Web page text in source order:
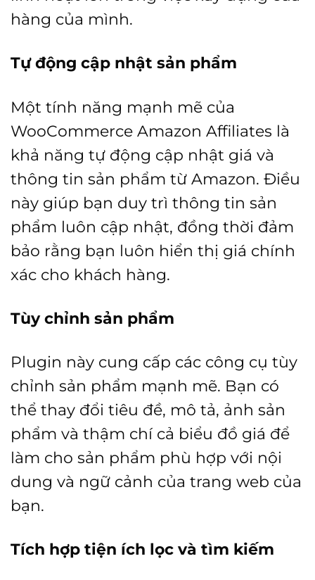
hàng của mình.
Tự động cập nhật sản phẩm
Một tính năng mạnh mẽ của
WooCommerce Amazon Affiliates là
khả năng tự động cập nhật giá và
thông tin sản phẩm từ Amazon. Điều
này giúp bạn duy trì thông tin sản
phẩm luôn cập nhật, đồng thời đảm
bảo rằng bạn luôn hiển thị giá chính
xác cho khách hàng.
Tùy chỉnh sản phẩm
Plugin này cung cấp các công cụ tùy
chỉnh sản phẩm mạnh mẽ. Bạn có
thể thay đổi tiêu đề, mô tả, ảnh sản
phẩm và thậm chí cả biểu đồ giá để
làm cho sản phẩm phù hợp với nội
dung và ngữ cảnh của trang web của
bạn.
Tích hợp tiện ích lọc và tìm kiếm